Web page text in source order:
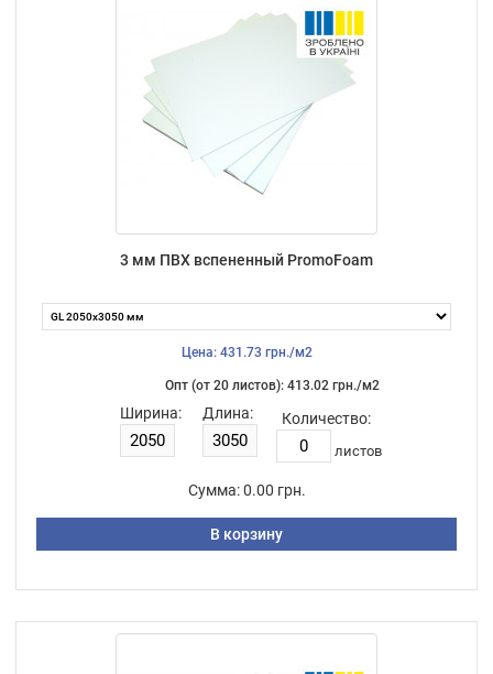
3 мм ПВХ вспененный PromoFoam
Цена: 431.73 грн./м2
Опт (от 20 листов): 413.02 грн./м2
Ширина: Длина: Количество:
листов
Сумма: 0.00 грн.
В корзину